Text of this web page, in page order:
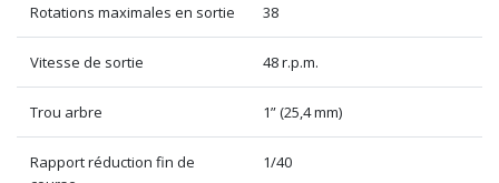
Rotations maximales en sortie 38
Vitesse de sortie 48 r.p.m.
Trou arbre 1” (25,4 mm)
Rapport réduction fin de
1/40